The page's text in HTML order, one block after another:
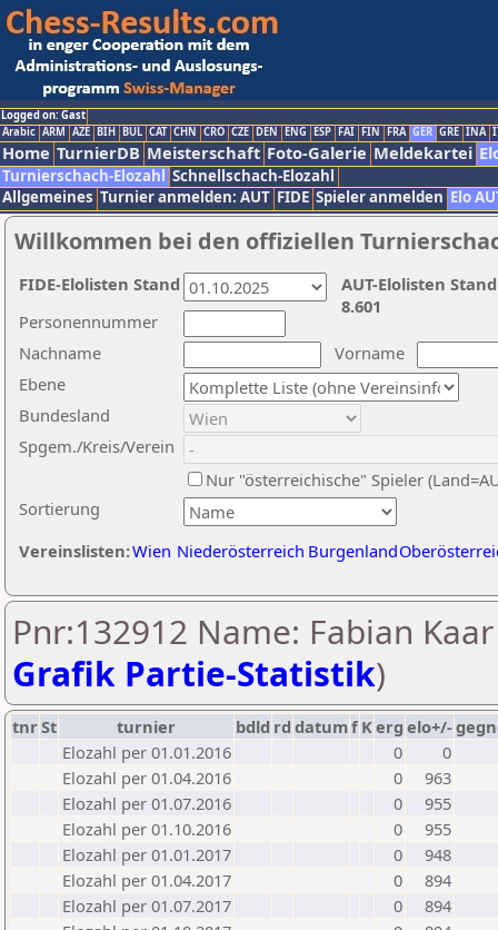
Logged on: Gast
Arabic ARM AZE BIH BUL CAT CHN CRO CZE DEN ENG ESP FAI FIN FRA GER GRE INA
Home TurnierDB Meisterschaft Foto-Galerie Meldekartei
Turnierschach-Elozahl Schnellschach-Elozahl
Allgemeines Turnier anmelden: AUT FIDE Spieler anmelden Elo
Willkommen bei den offiziellen
Nachname
Vorname
Ebene
Sortierung
Personennummer
Bundesland
Spgem./Kreis/Verein
Nur "österreichische" Spieler
Vereinslisten:Wien Niederösterreich Burgenland
AUT-Elolisten
8.601
FIDE-Elolisten Stand
Pnr:132912 Name: Fabian
Grafik Partie-Statistik)
tnrSt turnier bdld rd datumf Kerg elo+/-
Elozahl per 01.01.2016
0
0
Elozahl per 01.04.2016
0
963
Elozahl per 01.07.2016
0
955
Elozahl per 01.10.2016
0
955
Elozahl per 01.01.2017
0
948
Elozahl per 01.04.2017
0
894
Elozahl per 01.07.2017
0
894